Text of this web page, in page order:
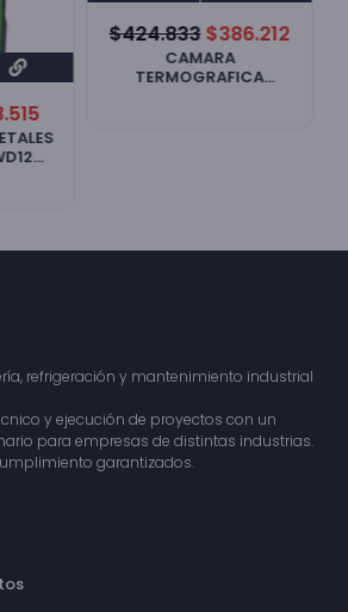
CAMARA
TERMOGRAFICA
$424.833$386.212
refrigeración y mantenimiento industrial
y ejecución de proyectos con un
para empresas de distintas industrias.
garantizados.